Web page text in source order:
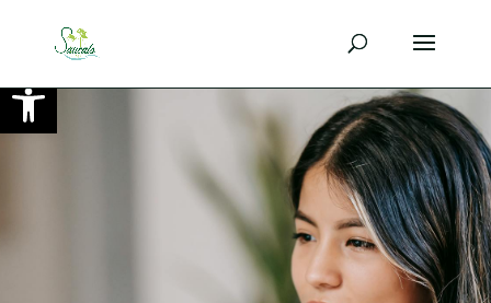
Ouvrir la barre d’outils